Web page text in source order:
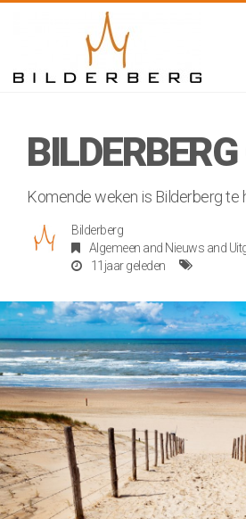
Komende weken is Bilderberg te
Bilderberg
Algemeen and Nieuws and
11jaar geleden